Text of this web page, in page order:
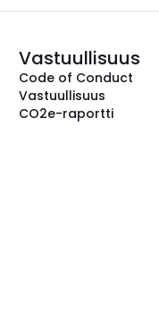
Vastuullisuus
Code of Conduct
Vastuullisuus
CO2e-raportti